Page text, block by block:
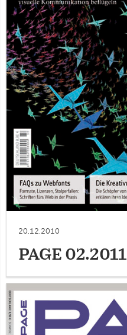
20.12.2010
PAGE 02.2011